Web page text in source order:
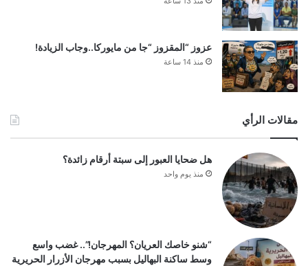
عزوز “المقزوز “جا من مايوركا..وجاب الزيادة!
منذ 14 ساعة
مقالات الرأي
هل ضحايا العبور إلى سبتة أرقام زائدة؟
منذ يوم واحد
“شنو خاصك العريان؟ المهرجان!”.. غضب واسع
وسط ساكنة البهاليل بسبب مهرجان الأزرار الحريرية